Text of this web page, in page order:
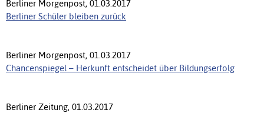
Berliner Morgenpost, 01.03.2017
Berliner Schüler bleiben zurück
Berliner Morgenpost, 01.03.2017
Chancenspiegel – Herkunft entscheidet über Bildungserfolg
Berliner Zeitung, 01.03.2017